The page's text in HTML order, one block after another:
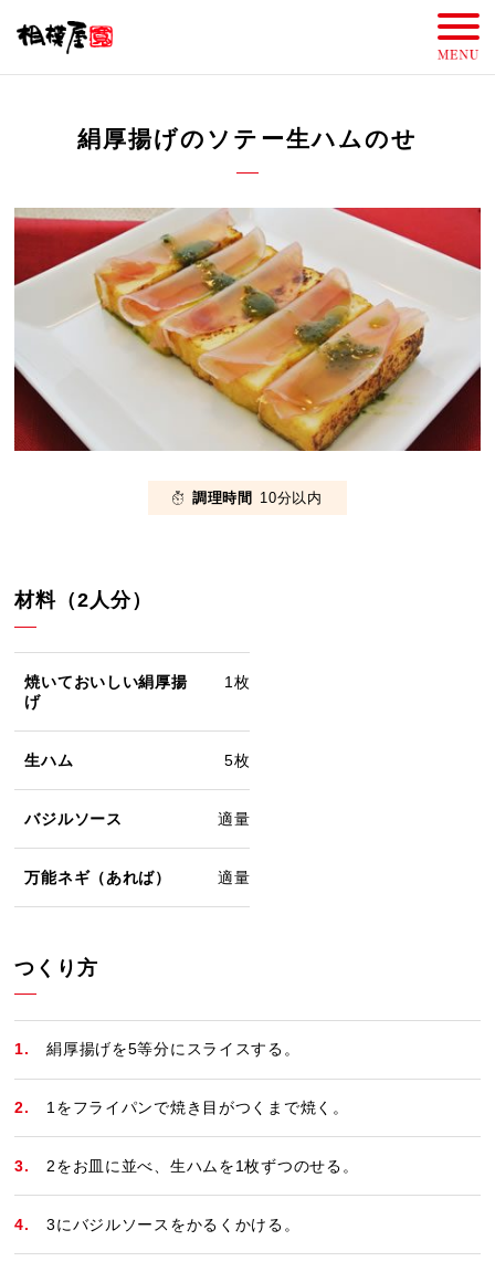
絹厚揚げのソテー生ハムのせ
調理時間 10分以内
材料（2人分）
焼いておいしい絹厚揚
げ
1枚
生ハム 5枚
バジルソース 適量
万能ネギ（あれば） 適量
つくり方
絹厚揚げを5等分にスライスする。
1をフライパンで焼き目がつくまで焼く。
2をお皿に並べ、生ハムを1枚ずつのせる。
3にバジルソースをかるくかける。